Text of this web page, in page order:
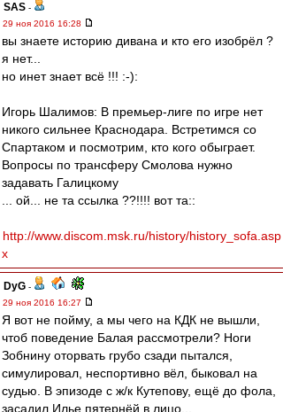
SAS -
29 ноя 2016 16:28
вы знаете историю дивана и кто его изобрёл ?
я нет...
но инет знает всё !!! :-):
Игорь Шалимов: В премьер-лиге по игре нет
никого сильнее Краснодара. Встретимся со
Спартаком и посмотрим, кто кого обыграет.
Вопросы по трансферу Смолова нужно
задавать Галицкому
... ой... не та ссылка ??!!!! вот та::
http://www.discom.msk.ru/history/history_sofa.asp
x
DyG -
29 ноя 2016 16:27
Я вот не пойму, а мы чего на КДК не вышли,
чтоб поведение Балая рассмотрели? Ноги
Зобнину оторвать грубо сзади пытался,
симулировал, неспортивно вёл, быковал на
судью. В эпизоде с ж/к Кутепову, ещё до фола,
засадил Илье пятернёй в лицо...